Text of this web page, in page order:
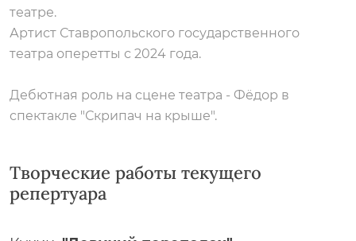
театре.
Артист Ставропольского государственного
театра оперетты с 2024 года.
Дебютная роль на сцене театра - Фёдор в
спектакле "Скрипач на крыше".
Творческие работы текущего
репертуара